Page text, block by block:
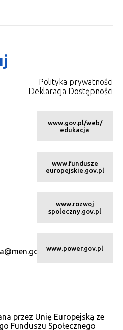
Polityka prywatności
Deklaracja Dostępności
www.gov.pl/web/
edukacja
www.fundusze
europejskie.gov.pl
www.rozwoj
spoleczny.gov.pl
www.power.gov.pl
przez Unię Europejską ze
Funduszu Społecznego